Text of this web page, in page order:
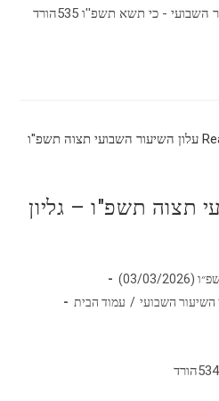
- כי תשא תשפ''ו 535הורד
תצוה תשפ"ו – גליון
03/2026)
השיעור השבועי / עמוד הבית